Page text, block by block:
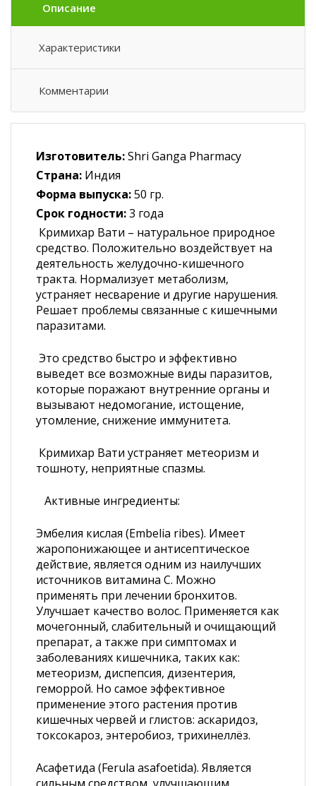
Описание
Характеристики
Комментарии
Изготовитель:Shri Ganga Pharmacy
Страна: Индия
Форма выпуска:50 гр.
Срок годности:3 года
Кримихар Вати – натуральное природное
средство. Положительно воздействует на
деятельность желудочно-кишечного
тракта. Нормализует метаболизм,
устраняет несварение и другие нарушения.
Решает проблемы связанные с кишечными
паразитами.
Это средство быстро и эффективно
выведет все возможные виды паразитов,
которые поражают внутренние органы и
вызывают недомогание, истощение,
утомление, снижение иммунитета.
Кримихар Вати устраняет метеоризм и
тошноту, неприятные спазмы.
Активные ингредиенты:
Эмбелия кислая (Embelia ribes). Имеет
жаропонижающее и антисептическое
действие, является одним из наилучших
источников витамина С. Можно
применять при лечении бронхитов.
Улучшает качество волос. Применяется как
мочегонный, слабительный и очищающий
препарат, а также при симптомах и
заболеваниях кишечника, таких как:
метеоризм, диспепсия, дизентерия,
геморрой. Но самое эффективное
применение этого растения против
кишечных червей и глистов: аскаридоз,
токсокароз, энтеробиоз, трихинеллёз.
Асафетида (Ferula asafoetida). Является